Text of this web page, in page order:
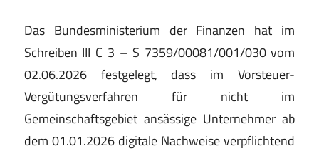
Das Bundesministerium der Finanzen hat im
Schreiben III C 3 – S 7359/00081/001/030 vom
02.06.2026 festgelegt, dass im Vorsteuer-
Vergütungsverfahren für nicht im
Gemeinschaftsgebiet ansässige Unternehmer ab
dem 01.01.2026 digitale Nachweise verpflichtend